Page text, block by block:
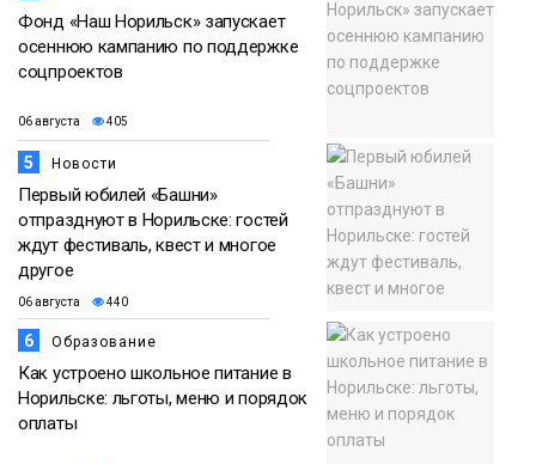
Фонд «Наш Норильск» запускает
осеннюю кампанию по поддержке
соцпроектов
06 августа 405
5 Новости
Первый юбилей «Башни»
отпразднуют в Норильске: гостей
ждут фестиваль, квест и многое
другое
06 августа 440
6 Образование
Как устроено школьное питание в
Норильске: льготы, меню и порядок
оплаты